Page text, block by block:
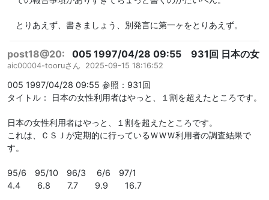
とりあえず、書きましょう、別発言に第一ヶをとりあえず。
post18@20: 005 1997/04/28 09:55 931回 日本の女
aic00004-tooruさん 2025-09-15 18:16:52
005 1997/04/28 09:55 参照：931回
タイトル： 日本の女性利用者はやっと、１割を超えたところです。
日本の女性利用者はやっと、１割を超えたところです。
これは、ＣＳＪが定期的に行っているＷＷＷ利用者の調査結果で
す。
95/6 95/10 96/3 6/6 97/1
4.4 6.8 7.7 9.9 16.7